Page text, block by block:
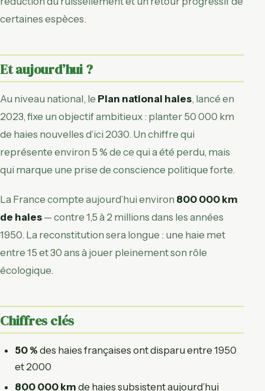
certaines espèces.
Et aujourd’hui ?
Au niveau national, le Plan national haies, lancé en
2023, fixe un objectif ambitieux : planter 50 000 km
de haies nouvelles d’ici 2030. Un chiffre qui
représente environ 5 % de ce qui a été perdu, mais
qui marque une prise de conscience politique forte.
La France compte aujourd’hui environ 800 000 km
de haies — contre 1,5 à 2 millions dans les années
1950. La reconstitution sera longue : une haie met
entre 15 et 30 ans à jouer pleinement son rôle
écologique.
Chiffres clés
50 % des haies françaises ont disparu entre 1950
et 2000
800 000 km de haies subsistent aujourd’hui